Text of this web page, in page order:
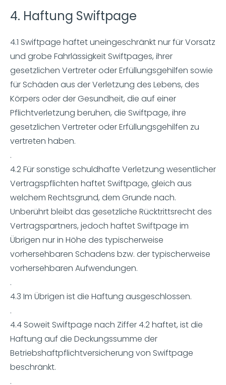
4. Haftung Swiftpage
4.1 Swiftpage haftet uneingeschränkt nur für Vorsatz
und grobe Fahrlässigkeit Swiftpages, ihrer
gesetzlichen Vertreter oder Erfüllungsgehilfen sowie
für Schäden aus der Verletzung des Lebens, des
Körpers oder der Gesundheit, die auf einer
Pflichtverletzung beruhen, die Swiftpage, ihre
gesetzlichen Vertreter oder Erfüllungsgehilfen zu
vertreten haben.
.
4.2 Für sonstige schuldhafte Verletzung wesentlicher
Vertragspflichten haftet Swiftpage, gleich aus
welchem Rechtsgrund, dem Grunde nach.
Unberührt bleibt das gesetzliche Rücktrittsrecht des
Vertragspartners, jedoch haftet Swiftpage im
Übrigen nur in Höhe des typischerweise
vorhersehbaren Schadens bzw. der typischerweise
vorhersehbaren Aufwendungen.
.
4.3 Im Übrigen ist die Haftung ausgeschlossen.
.
4.4 Soweit Swiftpage nach Ziffer 4.2 haftet, ist die
Haftung auf die Deckungssumme der
Betriebshaftpflichtversicherung von Swiftpage
beschränkt.
.